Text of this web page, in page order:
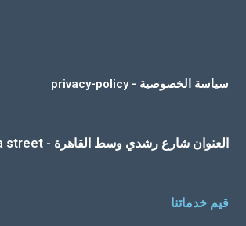
سياسة الخصوصية - privacy-policy
العنوان شارع رشدي وسط القاهرة - rushdi pasha street
قيم خدماتنا